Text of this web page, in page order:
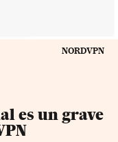
NORDVPN
es un grave